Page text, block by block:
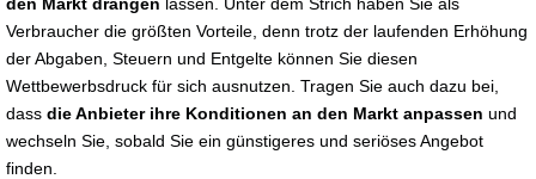
Verbraucher die größten Vorteile, denn trotz der laufenden Erhöhung
der Abgaben, Steuern und Entgelte können Sie diesen
Wettbewerbsdruck für sich ausnutzen. Tragen Sie auch dazu bei,
dass die Anbieter ihre Konditionen an den Markt anpassen und
wechseln Sie, sobald Sie ein günstigeres und seriöses Angebot
finden.